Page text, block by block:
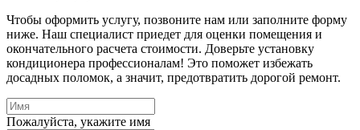
Чтобы оформить услугу, позвоните нам или заполните форму
ниже. Наш специалист приедет для оценки помещения и
окончательного расчета стоимости. Доверьте установку
кондиционера профессионалам! Это поможет избежать
досадных поломок, а значит, предотвратить дорогой ремонт.
Пожалуйста, укажите имя